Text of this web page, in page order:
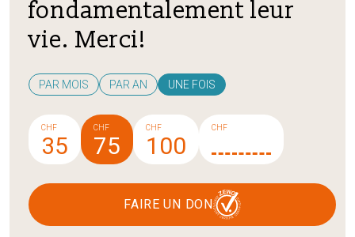
fondamentalement leur
vie. Merci!
PAR MOIS PAR AN UNE FOIS
CHF
35
CHF
75
CHF
100
CHF
FAIRE UN DON